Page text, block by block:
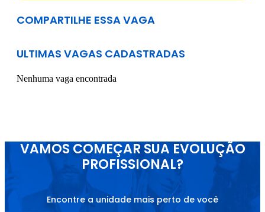
COMPARTILHE ESSA VAGA
ULTIMAS VAGAS CADASTRADAS
Nenhuma vaga encontrada
VAMOS COMEÇAR SUA EVOLUÇÃO
PROFISSIONAL?
Encontre a unidade mais perto de você